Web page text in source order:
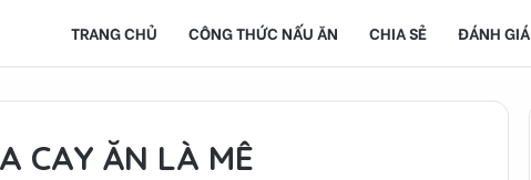
TRANG CHỦ CÔNG THỨC NẤU ĂN CHIA SẺ ĐÁNH GIÁ
CAY ĂN LÀ MÊ